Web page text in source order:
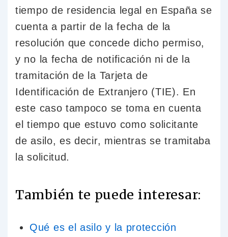
tiempo de residencia legal en España se
cuenta a partir de la fecha de la
resolución que concede dicho permiso,
y no la fecha de notificación ni de la
tramitación de la Tarjeta de
Identificación de Extranjero (TIE). En
este caso tampoco se toma en cuenta
el tiempo que estuvo como solicitante
de asilo, es decir, mientras se tramitaba
la solicitud.
También te puede interesar:
Qué es el asilo y la protección